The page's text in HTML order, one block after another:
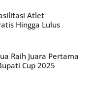
Atlet
Hingga Lulus
Raih Juara Pertama
Cup 2025